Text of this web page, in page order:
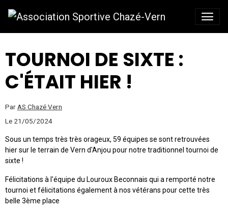
TOURNOI DE SIXTE :
C'ÉTAIT HIER !
ParAS Chazé Vern
Le 21/05/2024
Sous un temps très très orageux, 59 équipes se sont retrouvées
hier sur le terrain de Vern d'Anjou pour notre traditionnel tournoi de
sixte !
Félicitations à l'équipe du Louroux Beconnais qui a remporté notre
tournoi et félicitations également à nos vétérans pour cette très
belle 3ème place